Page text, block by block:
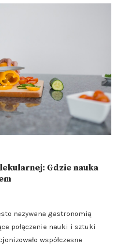
Gdzie nauka
nazywana gastronomią
połączenie nauki i sztuki
współczesne